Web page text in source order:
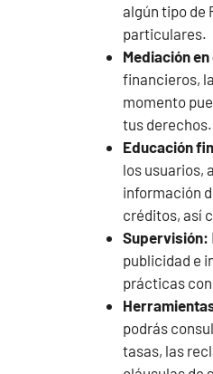
algún tipo de
particulares.
Mediación
financieros,
momento
tus derechos.
Educación
los usuarios,
información
créditos, así
Supervisión:
publicidad e
prácticas
podrás
tasas, las